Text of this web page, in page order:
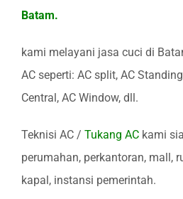
Batam.
kami melayani jasa cuci di
AC seperti: AC split, AC
Central, AC Window, dll.
Teknisi AC / Tukang AC kami
perumahan, perkantoran, mall,
kapal, instansi pemerintah.